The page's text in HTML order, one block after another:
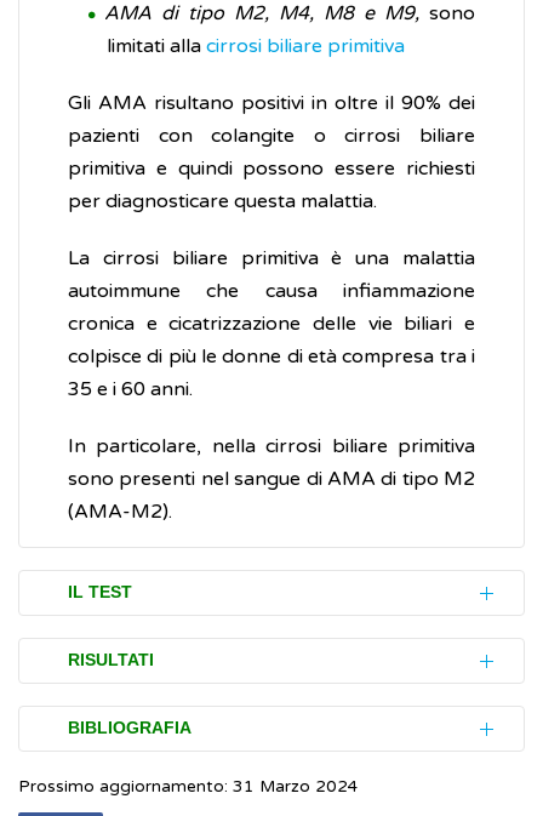
AMA di tipo M2, M4, M8 e M9, sono
limitati alla cirrosi biliare primitiva
Gli AMA risultano positivi in oltre il 90% dei
pazienti con colangite o cirrosi biliare
primitiva e quindi possono essere richiesti
per diagnosticare questa malattia.
La cirrosi biliare primitiva è una malattia
autoimmune che causa infiammazione
cronica e cicatrizzazione delle vie biliari e
colpisce di più le donne di età compresa tra i
35 e i 60 anni.
In particolare, nella cirrosi biliare primitiva
sono presenti nel sangue di AMA di tipo M2
(AMA-M2).
IL TEST
Per eseguire il test AMA, viene prelevata
una piccola quantità di sangue da una vena
del braccio e non è necessaria alcuna
preparazione prima dell'esame.
RISULTATI
In circa il 90-95% delle persone con
biliare primitivaè presente un alto livello di
AMA, quindi, in presenza di disturbi al
BIBLIOGRAFIA
Mayo Clinic Laboratories.AMA. Clinical &
Prossimo aggiornamento: 31 Marzo 2024